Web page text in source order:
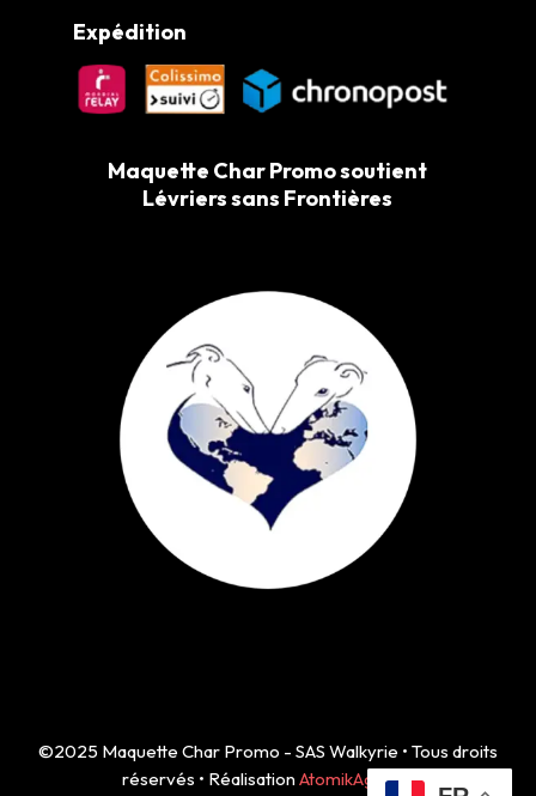
Expédition
Maquette Char Promo soutient
Lévriers sans Frontières
©2025 Maquette Char Promo - SAS Walkyrie • Tous droits
réservés • RéalisationAtomikAgency